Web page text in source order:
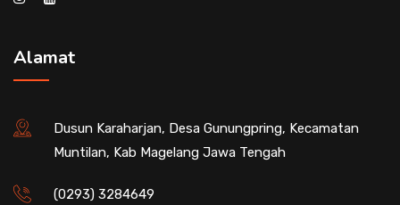
Alamat
Dusun Karaharjan, Desa Gunungpring, Kecamatan
Muntilan, Kab Magelang Jawa Tengah
(0293) 3284649